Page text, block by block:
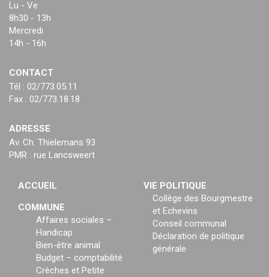
Lu - Ve
8h30 - 13h
Mercredi
14h - 16h
CONTACT
Tél : 02/773.05.11
Fax : 02/773.18.18
ADRESSE
Av. Ch. Thielemans 93
PMR : rue Lancsweert
ACCUEIL
COMMUNE
Affaires sociales –
Handicap
Bien-être animal
Budget – comptabilité
Crèches et Petite
VIE POLITIQUE
Collège des Bourgmestre
et Echevins
Conseil communal
Déclaration de politique
générale